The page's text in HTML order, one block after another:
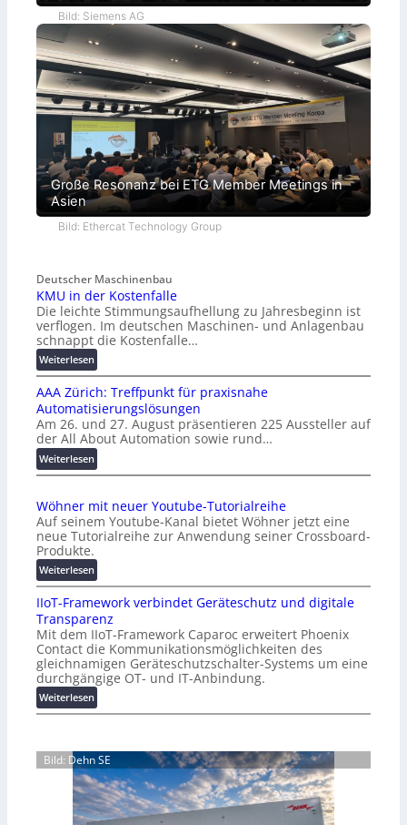
Bild: Siemens AG
Große Resonanz bei ETG Member Meetings in
Asien
Bild: Ethercat Technology Group
Deutscher Maschinenbau
KMU in der Kostenfalle
Die leichte Stimmungsaufhellung zu Jahresbeginn ist
verflogen. Im deutschen Maschinen- und Anlagenbau
schnappt die Kostenfalle…
Weiterlesen:
K
M
U
i
n
d
e
K
o
s
e
n
f
a
l
l
e
AAA Zürich: Treffpunkt für praxisnahe
Automatisierungslösungen
Am 26. und 27. August präsentieren 225 Aussteller auf
der All About Automation sowie rund…
Weiterlesen:
A
A
Z
ü
i
c
h
:
T
r
e
f
f
p
n
k
t
f
ü
Wöhner mit neuer Youtube-Tutorialreihe
Auf seinem Youtube-Kanal bietet Wöhner jetzt eine
neue Tutorialreihe zur Anwendung seiner Crossboard-
Produkte.
Weiterlesen:
W
ö
h
n
e
r
m
i
t
e
u
e
r
Y
IIoT-Framework verbindet Geräteschutz und digitale
Transparenz
Mit dem IIoT-Framework Caparoc erweitert Phoenix
Contact die Kommunikationsmöglichkeiten des
gleichnamigen Geräteschutzschalter-Systems um eine
durchgängige OT- und IT-Anbindung.
Weiterlesen:
I
T
-
F
r
Bild: Dehn SE